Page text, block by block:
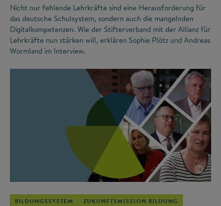
Nicht nur fehlende Lehrkräfte sind eine Herausforderung für
das deutsche Schulsystem, sondern auch die mangelnden
Digitalkompetenzen. Wie der Stifterverband mit der Allianz für
Lehrkräfte nun stärken will, erklären Sophie Plötz und Andreas
Wormland im Interview.
©
BILDUNGSSYSTEM ZUKUNFTSMISSION BILDUNG